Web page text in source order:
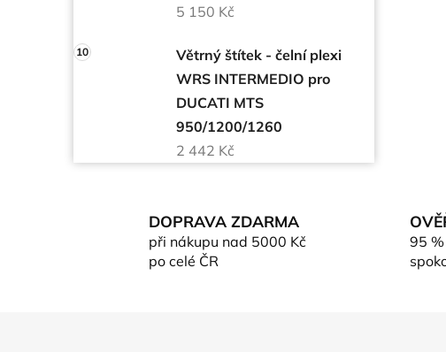
5 150 Kč
Větrný štítek - čelní plexi
WRS INTERMEDIO pro
DUCATI MTS
950/1200/1260
2 442 Kč
DOPRAVA ZDARMA
při nákupu nad 5000 Kč
po celé ČR
95